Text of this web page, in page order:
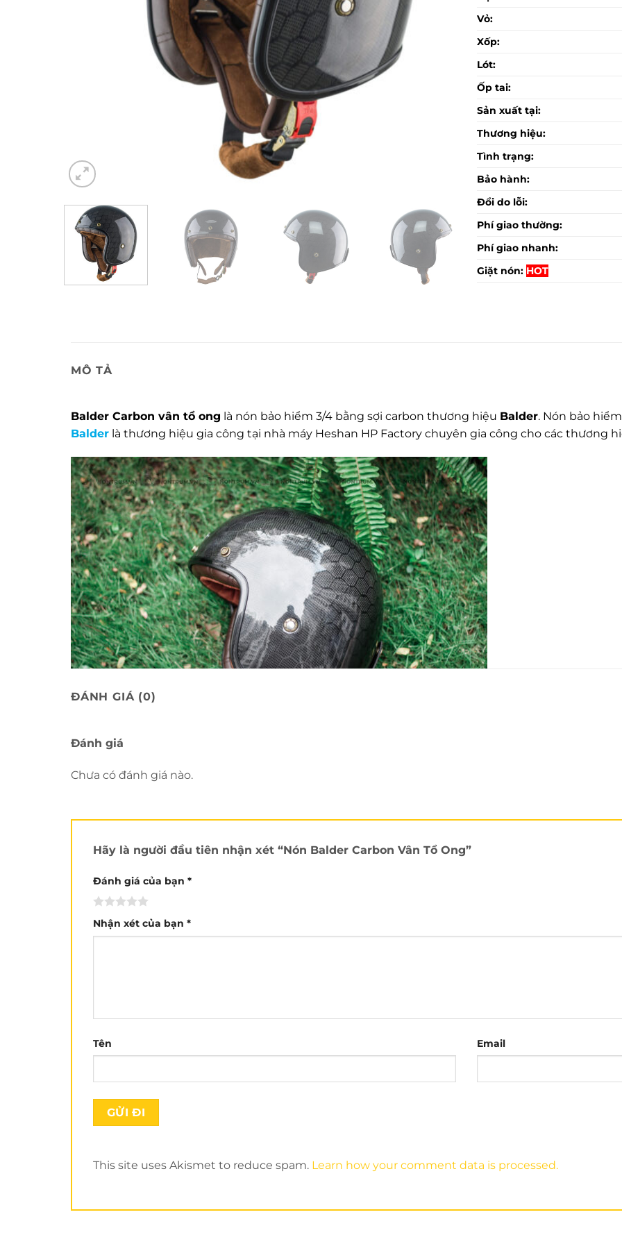
Vỏ:
Xốp:
Lót:
Ốp tai:
Sản xuất tại:
Thương hiệu:
Tình trạng:
Bảo hành:
Đổi do lỗi:
Phí giao thường:
Phí giao nhanh:
Giặt nón: HOT
MÔ TẢ
Balder Carbon vân tổ ong là nón bảo hiểm 3/4 bằng sợi carbon thương hiệu Balder. Nón bảo
Balder là thương hiệu gia công tại nhà máy Heshan HP Factory chuyên gia công cho các thương
ĐÁNH GIÁ (0)
Đánh giá
Chưa có đánh giá nào.
Hãy là người đầu tiên nhận xét “Nón Balder Carbon Vân Tổ Ong”
Đánh giá của bạn *
Nhận xét của bạn *
Tên Email
This site uses Akismet to reduce spam. Learn how your comment data is processed.